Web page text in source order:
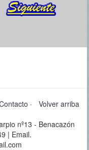
Volver arriba
·
nº13 - Benacazón
| Email.